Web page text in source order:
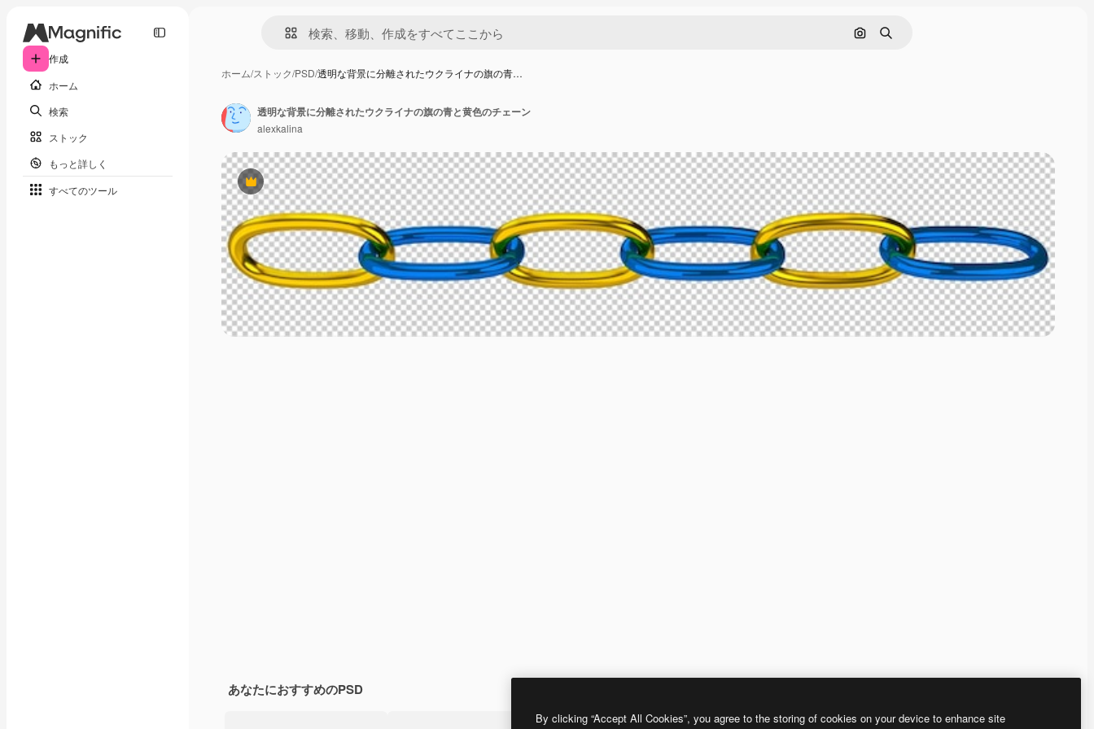
作成
ホーム
検索
ストック
もっと詳しく
すべてのツール
画像で検索
検索
ホーム/ストック/PSD/透明な背景に分離されたウクライナの旗の青…
Premium
透明な背景に分離されたウクライナの旗の青と黄色のチェーン
alexkalina
あなたにおすすめのPSD
By clicking “Accept All Cookies”, you agree to the storing of cookies on your device to enhance site